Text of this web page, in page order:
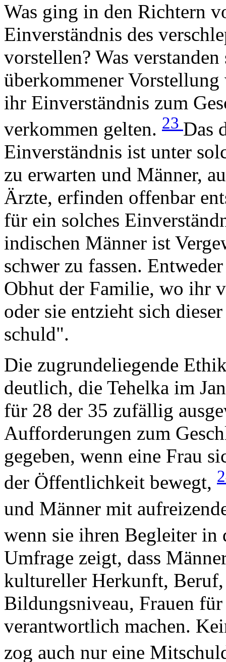
Was ging in den Richtern
Einverständnis des
vorstellen? Was
überkommener
ihr Einverständnis zum
verkommen gelten. 23 Das
Einverständnis ist unter
zu erwarten und Männer,
Ärzte, erfinden offenbar
für ein solches
indischen Männer ist
schwer zu fassen.
Obhut der Familie, wo ihr
oder sie entzieht sich
schuld".
Die zugrundeliegende
deutlich, die Tehelka im
für 28 der 35 zufällig
Aufforderungen zum
gegeben, wenn eine Frau
der Öffentlichkeit bewegt,
und Männer mit
wenn sie ihren Begleiter
Umfrage zeigt, dass
kultureller Herkunft,
Bildungsniveau, Frauen
verantwortlich machen.
zog auch nur eine